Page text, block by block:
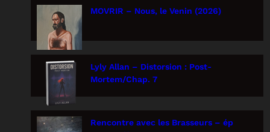
MOVRIR – Nous, le Venin (2026)
Lyly Allan – Distorsion : Post-
Mortem/Chap. 7
Rencontre avec les Brasseurs – ép